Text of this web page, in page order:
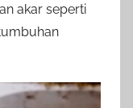
akar seperti